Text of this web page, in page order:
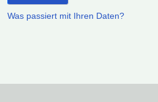
Was passiert mit Ihren Daten?